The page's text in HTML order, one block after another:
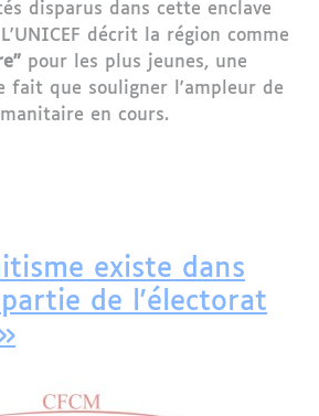
disparus dans cette enclave
décrit la région comme
pour les plus jeunes, une
fait que souligner l'ampleur de
en cours.
existe dans
de l'électorat